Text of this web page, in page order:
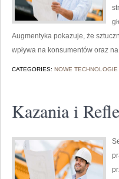
Augmentyka pokazuje, że
wpływa na konsumentów oraz
CATEGORIES: NOWE TECHNOLOGIE
Kazania i